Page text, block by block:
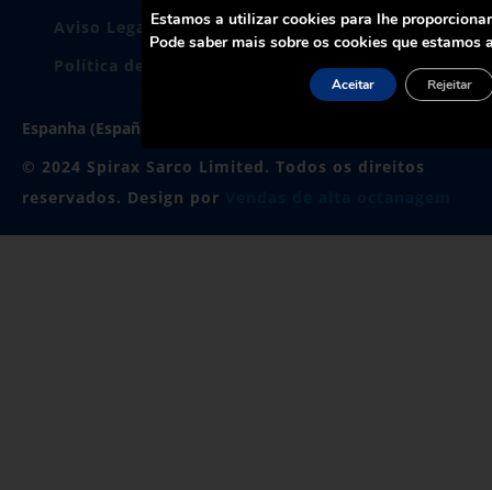
Aviso Legal
Política de Privacidade
Política de cookies
Certificados
Espanha (España)
© 2024 Spirax Sarco Limited. Todos os direitos
reservados. Design por
Estamos a utilizar cookies para lhe
Pode saber mais sobre os cookies que
Aceitar Rejeitar